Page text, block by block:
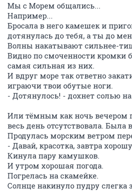
Мы с Морем общались...
Например...
Бросала в него камешек и
дотянулась до тебя, а ты до
Волны накатывают сильнее-
Видно по смоченности кромки
самая сильная из них.
И вдруг море так ответно
играючи твои обутые ноги.
- Дотянулось! - дохнет солью
Или тёмным как ночь вечером
весь день отсутствовала. Была
Продулась морским ветром
- Давай, красотка, завтра
Кинула пару камушков.
И утром хорошая погода.
Погрелась на скамейке.
Солнце накинуло пудру слегка